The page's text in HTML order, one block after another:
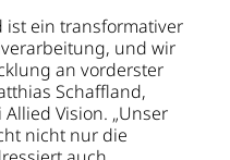
ist ein transformativer
und wir
an vorderster
Schaffland,
Vision. „Unser
nicht nur die